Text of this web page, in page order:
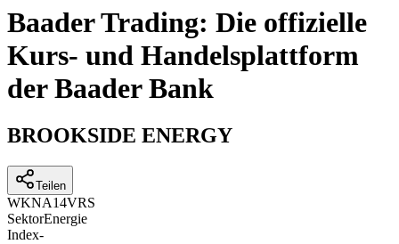
Baader Trading: Die offizielle
Kurs- und Handelsplattform
der Baader Bank
BROOKSIDE ENERGY
Teilen
WKNA14VRS
SektorEnergie
Index-